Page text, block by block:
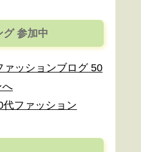
グ 参加中
ファッション